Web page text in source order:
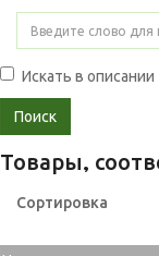
Искать в описании
Товары,
Сортировка